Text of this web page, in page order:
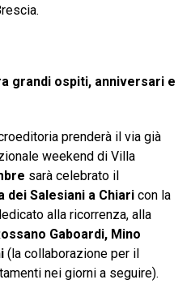
grandi ospiti, anniversari e
prenderà il via già
weekend di Villa
sarà celebrato il
Salesiani a Chiaricon la
alla ricorrenza, alla
Gaboardi, Mino
(la collaborazione per il
nei giorni a seguire).